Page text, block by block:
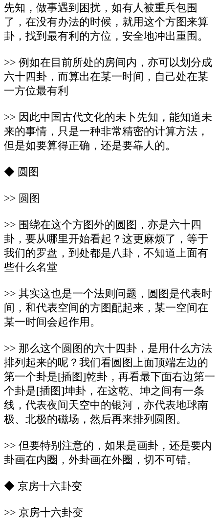
先知，做事遇到困扰，如有人被重兵包围
了，在没有办法的时候，就用这个方图来算
卦，找到最有利的方位，安全地冲出重围。
>> 例如在目前所处的房间内，亦可以划分成
六十四卦，而算出在某一时间，自己处在某
一方位最有利
>> 因此中国古代文化的未卜先知，能知道未
来的事情，只是一种非常精密的计算方法，
但是如要算得正确，还是要靠人的。
◆ 圆图
>> 圆图
>> 围绕在这个方图外的圆图，亦是六十四
卦，要从哪里开始看起？这更麻烦了，等于
我们的罗盘，到处都是八卦，不知道上面有
些什么名堂
>> 其实这也是一个法则问题，圆图是代表时
间，和代表空间的方图配起来，某一空间在
某一时间会起作用。
>> 那么这个圆图的六十四卦，是用什么方法
排列起来的呢？我们看圆图上面顶端左边的
第一个卦是[插图]乾卦，再看最下面右边第一
个卦是[插图]坤卦，在这乾、坤之间有一条
线，代表夜间天空中的银河，亦代表地球南
极、北极的磁场，然后再来排列圆图。
>> 但要特别注意的，如果是画卦，还是要内
卦画在内圈，外卦画在外圈，切不可错。
◆ 京房十六卦变
>> 京房十六卦变